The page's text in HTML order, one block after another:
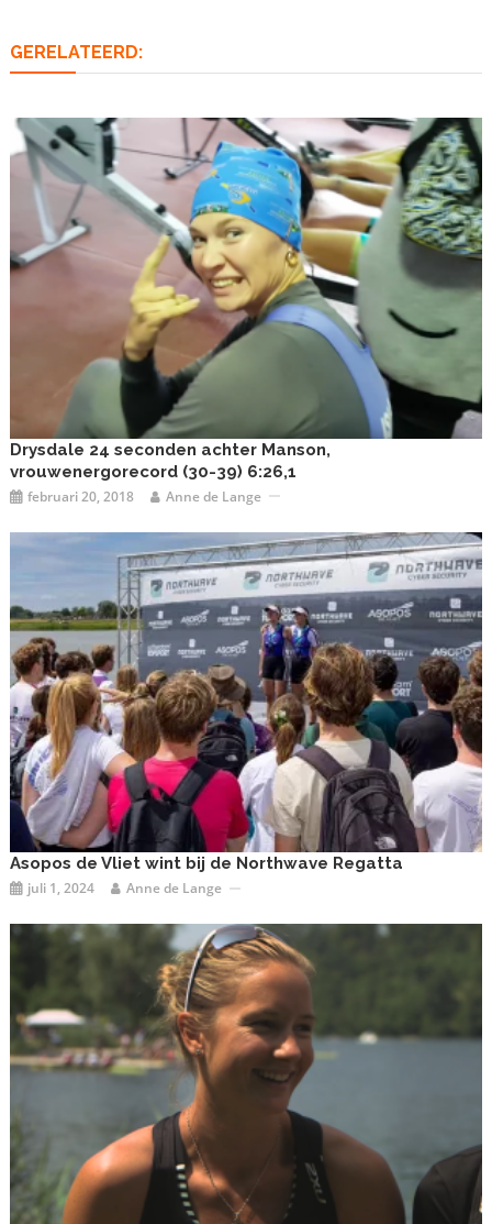
GERELATEERD:
Drysdale 24 seconden achter Manson,
vrouwenergorecord (30-39) 6:26,1
februari 20, 2018 Anne de Lange
Asopos de Vliet wint bij de Northwave Regatta
juli 1, 2024 Anne de Lange